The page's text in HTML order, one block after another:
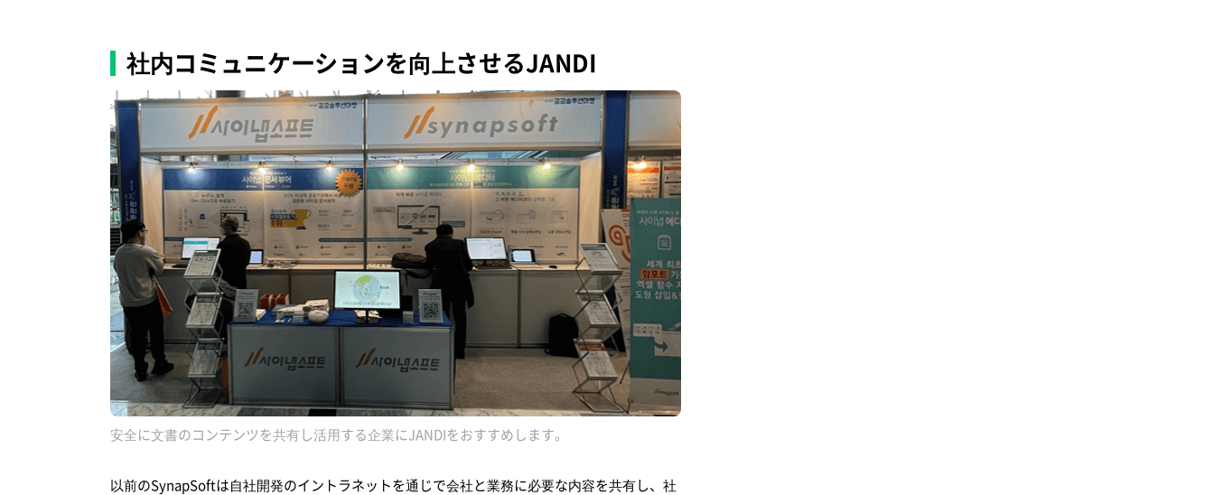
社内コミュニケーションを向上させるJANDI
安全に文書のコンテンツを共有し活用する企業にJANDIをおすすめします。
以前のSynapSoftは自社開発のイントラネットを通じで会社と業務に必要な内容を共有し、社